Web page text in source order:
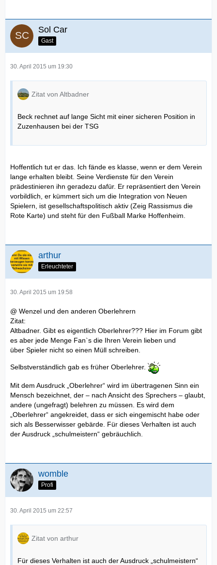
Sol Car
Gast
30. April 2015 um 19:30
Zitat von Altbadner
Beck rechnet auf lange Sicht mit einer sicheren Position in
Zuzenhausen bei der TSG
Hoffentlich tut er das. Ich fände es klasse, wenn er dem Verein
lange erhalten bleibt. Seine Verdienste für den Verein
prädestinieren ihn geradezu dafür. Er repräsentiert den Verein
vorbildlich, er kümmert sich um die Integration von Neuen
Spielern, ist gesellschaftspolitisch aktiv (Zeig Rassismus die
Rote Karte) und steht für den Fußball Marke Hoffenheim.
arthur
Erleuchteter
30. April 2015 um 19:58
@ Wenzel und den anderen Oberlehrern
Zitat:
Altbadner. Gibt es eigentlich Oberlehrer??? Hier im Forum gibt
es aber jede Menge Fan`s die Ihren Verein lieben und
über Spieler nicht so einen Müll schreiben.
Selbstverständlich gab es früher Oberlehrer.
Mit dem Ausdruck „Oberlehrer“ wird im übertragenen Sinn ein
Mensch bezeichnet, der – nach Ansicht des Sprechers – glaubt,
andere (ungefragt) belehren zu müssen. Es wird dem
„Oberlehrer“ angekreidet, dass er sich eingemischt habe oder
sich als Besserwisser gebärde. Für dieses Verhalten ist auch
der Ausdruck „schulmeistern“ gebräuchlich.
womble
Profi
30. April 2015 um 22:57
Zitat von arthur
Für dieses Verhalten ist auch der Ausdruck „schulmeistern“